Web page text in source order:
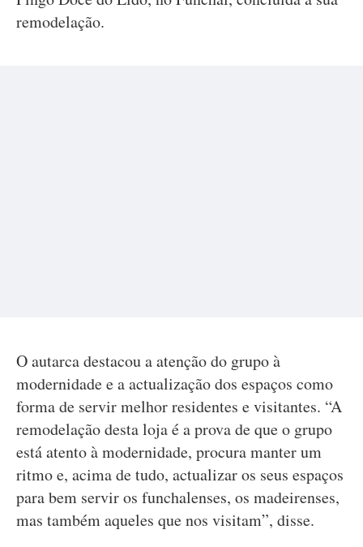
remodelação.
O autarca destacou a atenção do grupo à
modernidade e a actualização dos espaços como
forma de servir melhor residentes e visitantes. “A
remodelação desta loja é a prova de que o grupo
está atento à modernidade, procura manter um
ritmo e, acima de tudo, actualizar os seus espaços
para bem servir os funchalenses, os madeirenses,
mas também aqueles que nos visitam”, disse.